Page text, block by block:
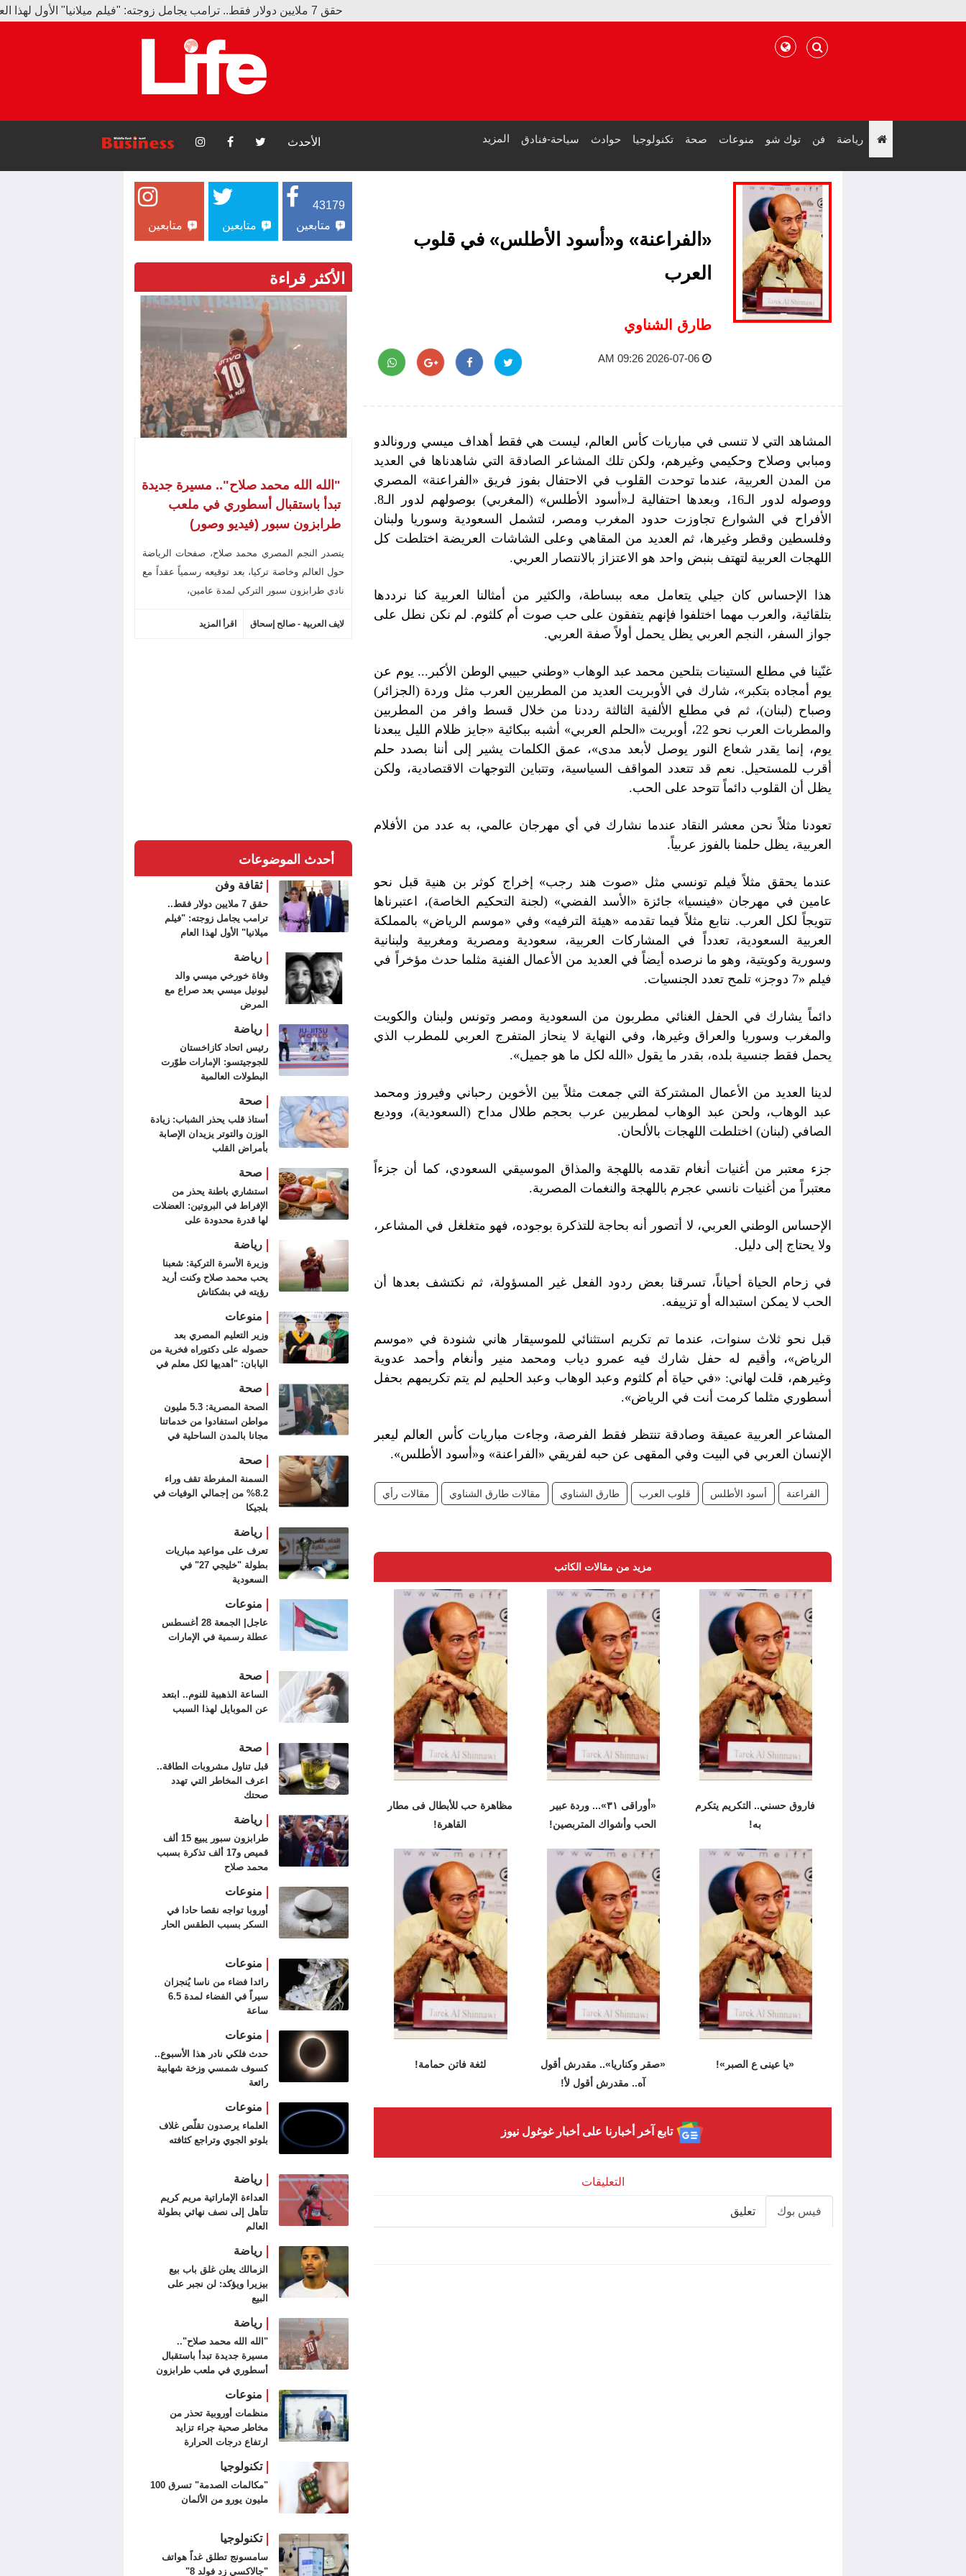
رياضة فن توك شو منوعات صحة تكنولوجيا حوادث سياحة-فنادق المزيد الأحدث
«الفراعنة» و«أسود الأطلس» في قلوب
العرب
طارق الشناوي
2026-07-06 09:26 AM
المشاهد التي لا تنسى في مباريات كأس العالم، ليست هي فقط أهداف ميسي ورونالدو
ومبابي وصلاح وحكيمي وغيرهم، ولكن تلك المشاعر الصادقة التي شاهدناها في العديد
من المدن العربية، عندما توحدت القلوب في الاحتفال بفوز فريق «الفراعنة» المصري
ووصوله لدور الـ16، وبعدها احتفالية لـ«أسود الأطلس» (المغربي) بوصولهم لدور الـ8.
الأفراح في الشوارع تجاوزت حدود المغرب ومصر، لتشمل السعودية وسوريا ولبنان
وفلسطين وقطر وغيرها، ثم العديد من المقاهي وعلى الشاشات العريضة اختلطت كل
اللهجات العربية لتهتف بنبض واحد هو الاعتزاز بالانتصار العربي.
هذا الإحساس كان جيلي يتعامل معه ببساطة، والكثير من أمثالنا العربية كنا نرددها
بتلقائية، والعرب مهما اختلفوا فإنهم يتفقون على حب صوت أم كلثوم. لم نكن نطل على
جواز السفر، النجم العربي يظل يحمل أولاً صفة العربي.
غنّينا في مطلع الستينات بتلحين محمد عبد الوهاب «وطني حبيبي الوطن الأكبر... يوم عن
يوم أمجاده بتكبر»، شارك في الأوبريت العديد من المطربين العرب مثل وردة (الجزائر)
وصباح (لبنان)، ثم في مطلع الألفية الثالثة رددنا من خلال قسط وافر من المطربين
والمطربات العرب نحو 22، أوبريت «الحلم العربي» أشبه ببكائية «جايز ظلام الليل يبعدنا
يوم، إنما يقدر شعاع النور يوصل لأبعد مدى»، عمق الكلمات يشير إلى أننا بصدد حلم
أقرب للمستحيل. نعم قد تتعدد المواقف السياسية، وتتباين التوجهات الاقتصادية، ولكن
يظل أن القلوب دائماً تتوحد على الحب.
تعودنا مثلاً نحن معشر النقاد عندما نشارك في أي مهرجان عالمي، به عدد من الأفلام
العربية، يظل حلمنا بالفوز عربياً.
عندما يحقق مثلاً فيلم تونسي مثل «صوت هند رجب» إخراج كوثر بن هنية قبل نحو
عامين في مهرجان «فينسيا» جائزة «الأسد الفضي» (لجنة التحكيم الخاصة)، اعتبرناها
تتويجاً لكل العرب. نتابع مثلاً فيما تقدمه «هيئة الترفيه» وفي «موسم الرياض» بالمملكة
العربية السعودية، تعدداً في المشاركات العربية، سعودية ومصرية ومغربية ولبنانية
وسورية وكويتية، وهو ما نرصده أيضاً في العديد من الأعمال الفنية مثلما حدث مؤخراً في
فيلم «7 دوجز» تلمح تعدد الجنسيات.
دائماً يشارك في الحفل الغنائي مطربون من السعودية ومصر وتونس ولبنان والكويت
والمغرب وسوريا والعراق وغيرها، وفي النهاية لا ينحاز المتفرج العربي للمطرب الذي
يحمل فقط جنسية بلده، بقدر ما يقول «الله لكل ما هو جميل».
لدينا العديد من الأعمال المشتركة التي جمعت مثلاً بين الأخوين رحباني وفيروز ومحمد
عبد الوهاب، ولحن عبد الوهاب لمطربين عرب بحجم طلال مداح (السعودية)، ووديع
الصافي (لبنان) اختلطت اللهجات بالألحان.
جزء معتبر من أغنيات أنغام تقدمه باللهجة والمذاق الموسيقي السعودي، كما أن جزءاً
معتبراً من أغنيات نانسي عجرم باللهجة والنغمات المصرية.
الإحساس الوطني العربي، لا أتصور أنه بحاجة للتذكرة بوجوده، فهو متغلغل في المشاعر،
ولا يحتاج إلى دليل.
في زحام الحياة أحياناً، تسرقنا بعض ردود الفعل غير المسؤولة، ثم نكتشف بعدها أن
الحب لا يمكن استبداله أو تزييفه.
قبل نحو ثلاث سنوات، عندما تم تكريم استثنائي للموسيقار هاني شنودة في «موسم
الرياض»، وأقيم له حفل شارك فيه عمرو دياب ومحمد منير وأنغام وأحمد عدوية
وغيرهم، قلت لهاني: «في حياة أم كلثوم وعبد الوهاب وعبد الحليم لم يتم تكريمهم بحفل
أسطوري مثلما كرمت أنت في الرياض».
المشاعر العربية عميقة وصادقة تنتظر فقط الفرصة، وجاءت مباريات كأس العالم ليعبر
الإنسان العربي في البيت وفي المقهى عن حبه لفريقي «الفراعنة» و«أسود الأطلس».
الفراعنة أسود الأطلس قلوب العرب طارق الشناوي مقالات طارق الشناوي مقالات رأي
مزيد من مقالات الكاتب
فاروق حسني.. التكريم يتكرم
به!
«أوراقى ٣١»... وردة عبير
الحب وأشواك المتربصين!
مظاهرة حب للأبطال فى مطار
القاهرة!
«يا عينى ع الصبر»!
«صقر وكناريا».. مقدرش أقول
آه.. مقدرش أقول لأ!
لثغة فاتن حمامة!
تابع آخر أخبارنا على أخبار غوغول نيوز
التعليقات
فيس بوك تعليق
43179
متابعين
متابعين متابعين
الأكثر قراءة
"الله الله محمد صلاح".. مسيرة جديدة
تبدأ باستقبال أسطوري في ملعب
طرابزون سبور (فيديو وصور)
يتصدر النجم المصري محمد صلاح، صفحات الرياضة
حول العالم وخاصة تركيا، بعد توقيعه رسمياً عقداً مع
نادي طرابزون سبور التركي لمدة عامين،
لايف العربية - صالح إسحاق اقرأ المزيد
أحدث الموضوعات
ثقافة وفن
حقق 7 ملايين دولار فقط..
ترامب يجامل زوجته: "فيلم
ميلانيا" الأول لهذا العام
رياضة
وفاة خورخي ميسي والد
ليونيل ميسي بعد صراع مع
المرض
رياضة
رئيس اتحاد كازاخستان
للجوجيتسو: الإمارات طوّرت
البطولات العالمية
صحة
أستاذ قلب يحذر الشباب: زيادة
الوزن والتوتر يزيدان الإصابة
بأمراض القلب
صحة
استشاري باطنة يحذر من
الإفراط في البروتين: العضلات
لها قدرة محدودة على
رياضة
وزيرة الأسرة التركية: شعبنا
يحب محمد صلاح وكنت أريد
رؤيته في بشكتاش
منوعات
وزير التعليم المصري بعد
حصوله على دكتوراه فخرية من
اليابان: "أهديها لكل معلم في
صحة
الصحة المصرية: 5.3 مليون
مواطن استفادوا من خدماتنا
مجانا بالمدن الساحلية في
صحة
السمنة المفرطة تقف وراء
8.2% من إجمالي الوفيات في
بلجيكا
رياضة
تعرف على مواعيد مباريات
بطولة "خليجي 27" في
السعودية
منوعات
عاجل| الجمعة 28 أغسطس
عطلة رسمية في الإمارات
صحة
الساعة الذهبية للنوم.. ابتعد
عن الموبايل لهذا السبب
صحة
قبل تناول مشروبات الطاقة..
اعرف المخاطر التي تهدد
صحتك
رياضة
طرابزون سبور يبيع 15 ألف
قميص و17 ألف تذكرة بسبب
محمد صلاح
منوعات
أوروبا تواجه نقصا حادا في
السكر بسبب الطقس الحار
منوعات
رائدا فضاء من ناسا يُنجزان
سيراً في الفضاء لمدة 6.5
ساعة
منوعات
حدث فلكي نادر هذا الأسبوع..
كسوف شمسي وزخة شهابية
رائعة
منوعات
العلماء يرصدون تقلّص غلاف
بلوتو الجوي وتراجع كثافته
رياضة
العداءة الإماراتية مريم كريم
تتأهل إلى نصف نهائي بطولة
العالم
رياضة
الزمالك يعلن غلق باب بيع
بيزيرا ويؤكد: لن نجبر على
البيع
رياضة
"الله الله محمد صلاح"..
مسيرة جديدة تبدأ باستقبال
أسطوري في ملعب طرابزون
منوعات
منظمات أوروبية تحذر من
مخاطر صحية جراء تزايد
ارتفاع درجات الحرارة
تكنولوجيا
"مكالمات الصدمة" تسرق 100
مليون يورو من الألمان
تكنولوجيا
سامسونج تطلق غداً هواتف
"جالاكسي زد فولد 8"